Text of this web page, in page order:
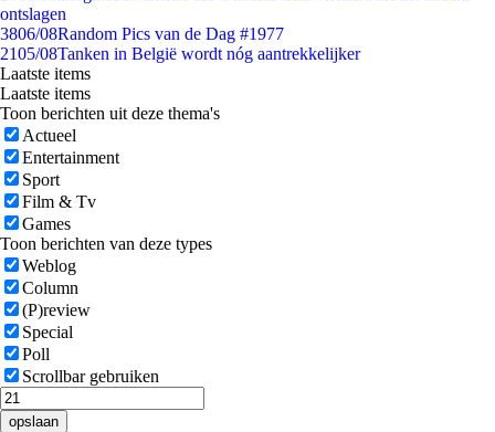
ontslagen
3806/08Random Pics van de Dag #1977
2105/08Tanken in België wordt nóg aantrekkelijker
Laatste items
Laatste items
Toon berichten uit deze thema's
Actueel
Entertainment
Sport
Film & Tv
Games
Toon berichten van deze types
Weblog
Column
(P)review
Special
Poll
Scrollbar gebruiken
opslaan